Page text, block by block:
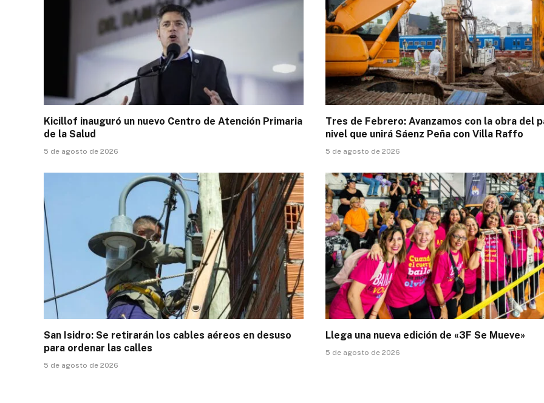
Kicillof inauguró un nuevo Centro de Atención Primaria
de la Salud
5 de agosto de 2026
Tres de Febrero: Avanzamos con la obra del
nivel que unirá Sáenz Peña con Villa Raffo
5 de agosto de 2026
San Isidro: Se retirarán los cables aéreos en desuso
para ordenar las calles
5 de agosto de 2026
Llega una nueva edición de «3F Se Mueve»
5 de agosto de 2026